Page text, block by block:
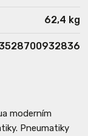
62,4 kg
moderním
Pneumatiky